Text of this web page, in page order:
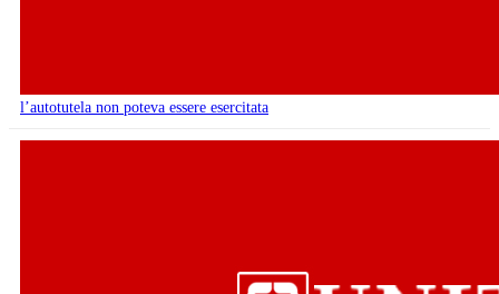
l’autotutela non poteva essere esercitata